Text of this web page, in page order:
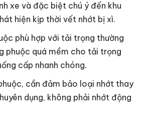
xe và đặc biệt chú ý đến khu
hiện kịp thời vết nhớt bị xì.
phù hợp với tải trọng thường
phuộc quá mềm cho tải trọng
cấp nhanh chóng.
cần đảm bảo loại nhớt thay
dụng, không phải nhớt động